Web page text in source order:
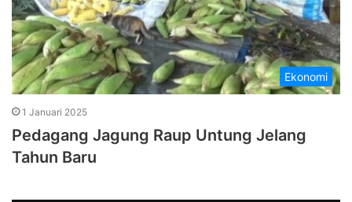
Ekonomi
1 Januari 2025
Pedagang Jagung Raup Untung Jelang
Tahun Baru